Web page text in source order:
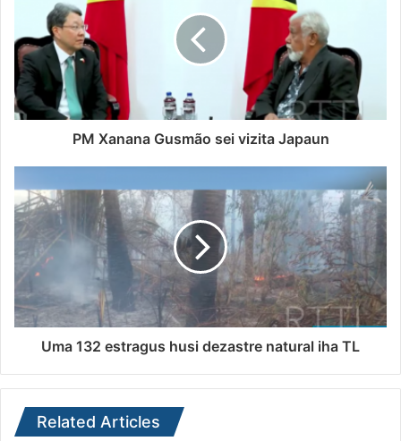
PM Xanana Gusmão sei vizita Japaun
Uma 132 estragus husi dezastre natural iha TL
Related Articles